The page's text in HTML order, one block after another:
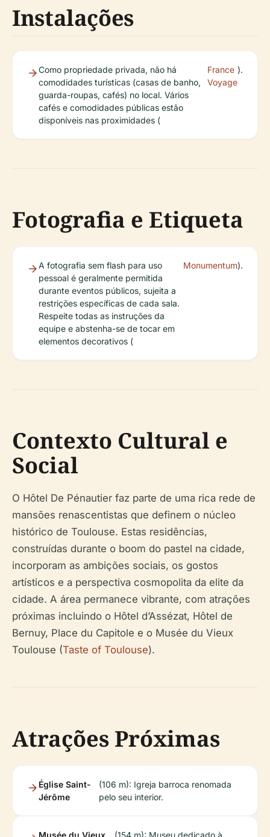
Instalações
Como propriedade privada, não há
comodidades turísticas (casas de banho,
guarda-roupas, cafés) no local. Vários
cafés e comodidades públicas estão
disponíveis nas proximidades (
France
Voyage
).
Fotografia e Etiqueta
A fotografia sem flash para uso
pessoal é geralmente permitida
durante eventos públicos, sujeita a
restrições específicas de cada sala.
Respeite todas as instruções da
equipe e abstenha-se de tocar em
elementos decorativos (
Monumentum).
Contexto Cultural e
Social
O Hôtel De Pénautier faz parte de uma rica rede de
mansões renascentistas que definem o núcleo
histórico de Toulouse. Estas residências,
construídas durante o boom do pastel na cidade,
incorporam as ambições sociais, os gostos
artísticos e a perspectiva cosmopolita da elite da
cidade. A área permanece vibrante, com atrações
próximas incluindo o Hôtel d’Assézat, Hôtel de
Bernuy, Place du Capitole e o Musée du Vieux
Toulouse (Taste of Toulouse).
Atrações Próximas
Église Saint-
Jérôme
(106 m): Igreja barroca renomada
pelo seu interior.
Musée du Vieux
(154 m): Museu dedicado à